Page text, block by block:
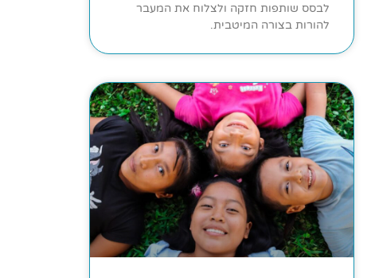
לבסס שותפות חזקה ולצלוח את המעבר
להורות בצורה המיטבית.